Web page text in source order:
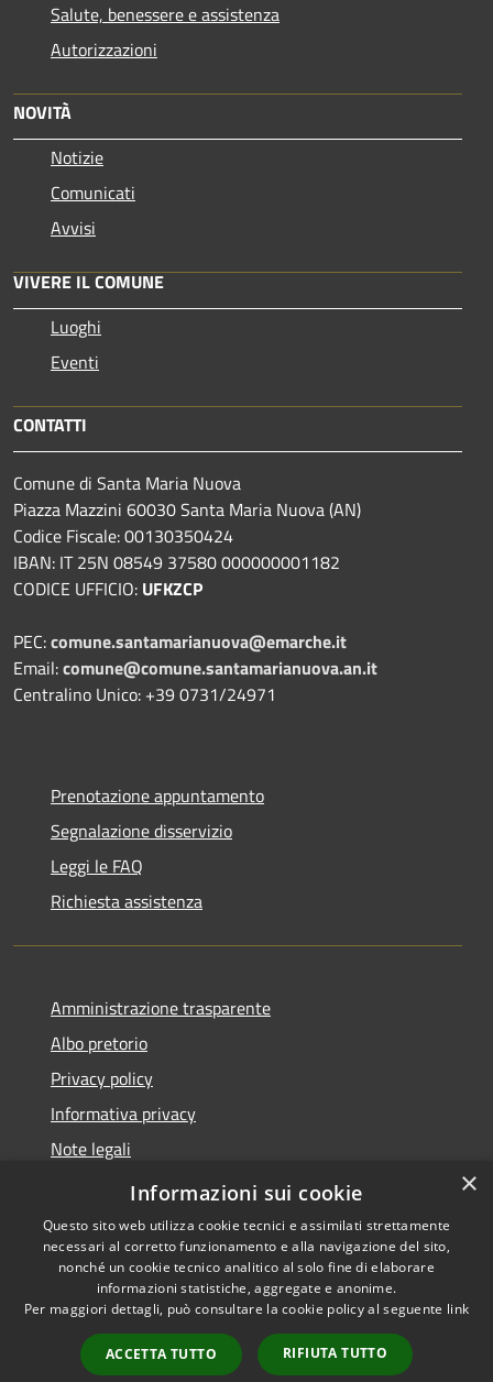
Salute, benessere e assistenza
Autorizzazioni
NOVITÀ
Notizie
Comunicati
Avvisi
VIVERE IL COMUNE
Luoghi
Eventi
CONTATTI
Comune di Santa Maria Nuova
Piazza Mazzini 60030 Santa Maria Nuova (AN)
Codice Fiscale: 00130350424
IBAN: IT 25N 08549 37580 000000001182
CODICE UFFICIO: UFKZCP
PEC:comune.santamarianuova@emarche.it
Email:comune@comune.santamarianuova.an.it
Centralino Unico: +39 0731/24971
Prenotazione appuntamento
Segnalazione disservizio
Leggi le FAQ
Richiesta assistenza
Amministrazione trasparente
Albo pretorio
Privacy policy
Informativa privacy
Note legali
Dichiarazione di accessibilità
Accessibilità
Copyright © 2026 • Comune di
Santa Maria Nuova • Powered
byMunicipium
Accesso
redazione
×
Informazioni sui cookie
Questo sito web utilizza cookie tecnici e assimilati strettamente
necessari al corretto funzionamento e alla navigazione del sito,
nonché un cookie tecnico analitico al solo fine di elaborare
informazioni statistiche, aggregate e anonime.
Per maggiori dettagli, può consultare la cookie policy al seguente link
ACCETTA TUTTO RIFIUTA TUTTO